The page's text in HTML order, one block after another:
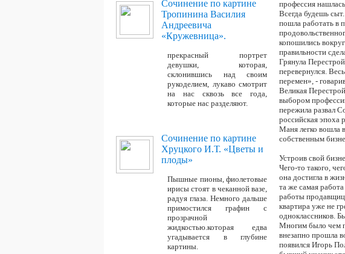
профессия
Всегда будешь
пошла работать в
копошились
правильности
Грянула
перевернулся.
перемен», -
Великая
выбором
пережила развал
российская эпоха
Маня легко вошла
собственным
Устроив свой
Чего-то такого,
она достигла в
та же самая
работы
квартира уже не
одноклассников.
Многим было чем
внезапно прошла
появился Игорь
Сочинение по картине
Тропинина Василия
Андреевича
«Кружевница».
прекрасный портрет
девушки, которая,
склонившись над своим
рукоделием, лукаво смотрит
на нас сквозь все года,
которые нас разделяют.
Сочинение по картине
Хруцкого И.Т. «Цветы и
плоды»
Пышные пионы, фиолетовые
ирисы стоят в чеканной вазе,
радуя глаза. Немного дальше
примостился графин с
прозрачной
жидкостью.которая едва
угадывается в глубине
картины.